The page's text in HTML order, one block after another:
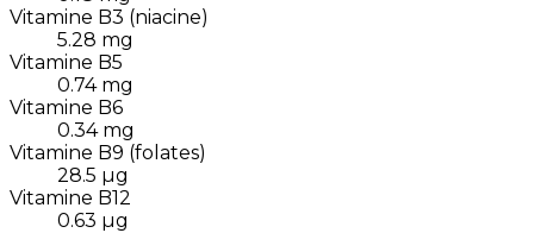
Vitamine B3 (niacine)
5.28 mg
Vitamine B5
0.74 mg
Vitamine B6
0.34 mg
Vitamine B9 (folates)
28.5 µg
Vitamine B12
0.63 µg